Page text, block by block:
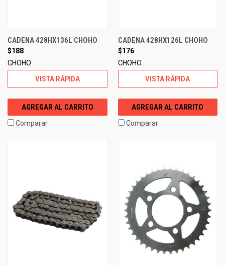
CADENA 428HX136L CHOHO
$188
CHOHO
VISTA RÁPIDA
AGREGAR AL CARRITO
Comparar
CADENA 428HX126L CHOHO
$176
CHOHO
VISTA RÁPIDA
AGREGAR AL CARRITO
Comparar